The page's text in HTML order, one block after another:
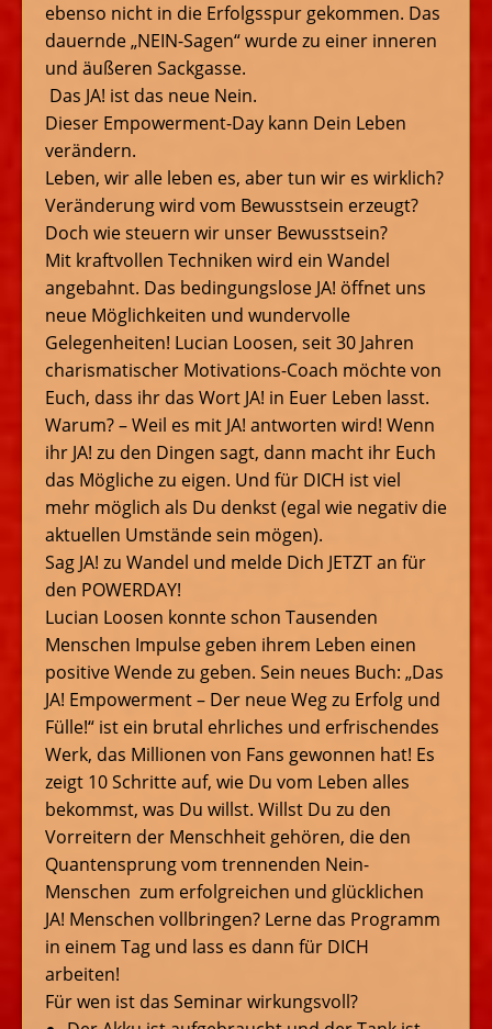
ebenso nicht in die Erfolgsspur gekommen. Das
dauernde „NEIN-Sagen“ wurde zu einer inneren
und äußeren Sackgasse.
Das JA! ist das neue Nein.
Dieser Empowerment-Day kann Dein Leben
verändern.
Leben, wir alle leben es, aber tun wir es wirklich?
Veränderung wird vom Bewusstsein erzeugt?
Doch wie steuern wir unser Bewusstsein?
Mit kraftvollen Techniken wird ein Wandel
angebahnt. Das bedingungslose JA! öffnet uns
neue Möglichkeiten und wundervolle
Gelegenheiten! Lucian Loosen, seit 30 Jahren
charismatischer Motivations-Coach möchte von
Euch, dass ihr das Wort JA! in Euer Leben lasst.
Warum? – Weil es mit JA! antworten wird! Wenn
ihr JA! zu den Dingen sagt, dann macht ihr Euch
das Mögliche zu eigen. Und für DICH ist viel
mehr möglich als Du denkst (egal wie negativ die
aktuellen Umstände sein mögen).
Sag JA! zu Wandel und melde Dich JETZT an für
den POWERDAY!
Lucian Loosen konnte schon Tausenden
Menschen Impulse geben ihrem Leben einen
positive Wende zu geben. Sein neues Buch: „Das
JA! Empowerment – Der neue Weg zu Erfolg und
Fülle!“ ist ein brutal ehrliches und erfrischendes
Werk, das Millionen von Fans gewonnen hat! Es
zeigt 10 Schritte auf, wie Du vom Leben alles
bekommst, was Du willst. Willst Du zu den
Vorreitern der Menschheit gehören, die den
Quantensprung vom trennenden Nein-
Menschen zum erfolgreichen und glücklichen
JA! Menschen vollbringen? Lerne das Programm
in einem Tag und lass es dann für DICH
arbeiten!
Für wen ist das Seminar wirkungsvoll?